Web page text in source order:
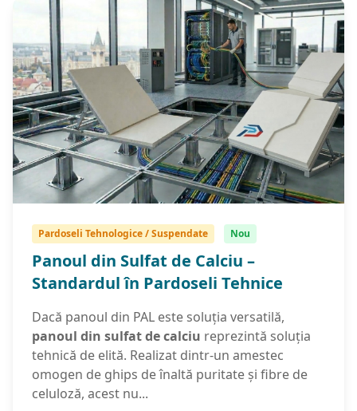
Pardoseli Tehnologice / Suspendate Nou
Panoul din Sulfat de Calciu –
Standardul în Pardoseli Tehnice
Dacă panoul din PAL este soluția versatilă,
panoul din sulfat de calciu reprezintă soluția
tehnică de elită. Realizat dintr-un amestec
omogen de ghips de înaltă puritate și fibre de
celuloză, acest nu...